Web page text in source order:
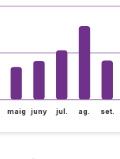
maig juny jul. ag. set.